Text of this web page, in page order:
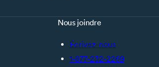
Nous joindre
Écrivez-nous
1-877-232-2269